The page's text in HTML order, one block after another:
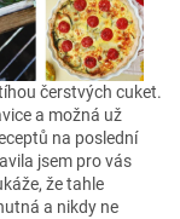
čerstvých cuket.
a možná už
na poslední
jsem pro vás
že tahle
a nikdy ne